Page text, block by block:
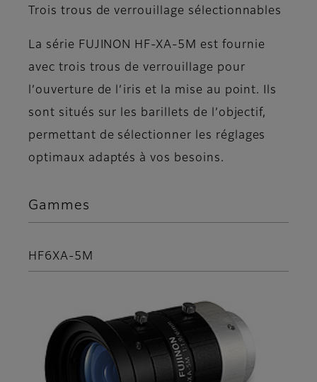
Trois trous de verrouillage sélectionnables
La série FUJINON HF-XA-5M est fournie
avec trois trous de verrouillage pour
l’ouverture de l’iris et la mise au point. Ils
sont situés sur les barillets de l’objectif,
permettant de sélectionner les réglages
optimaux adaptés à vos besoins.
Gammes
HF6XA-5M